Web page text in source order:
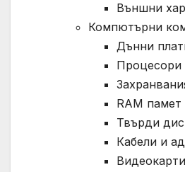
Външни
Компютърни
Дънни
Процесори
RAM памет
Твърди
Кабели и
Видеокарти